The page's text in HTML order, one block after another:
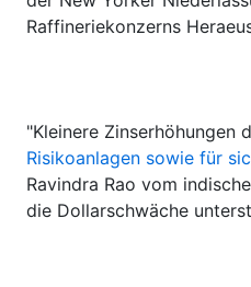
Raffineriekonzerns
"Kleinere Zinserhöhungen
Risikoanlagen sowie für
Ravindra Rao vom
die Dollarschwäche